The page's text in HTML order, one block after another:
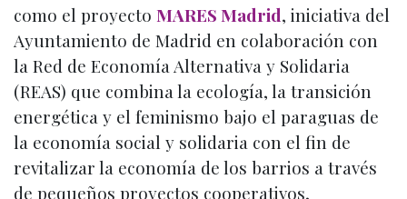
como el proyecto MARES Madrid, iniciativa del
Ayuntamiento de Madrid en colaboración con
la Red de Economía Alternativa y Solidaria
(REAS) que combina la ecología, la transición
energética y el feminismo bajo el paraguas de
la economía social y solidaria con el fin de
revitalizar la economía de los barrios a través
de pequeños proyectos cooperativos,